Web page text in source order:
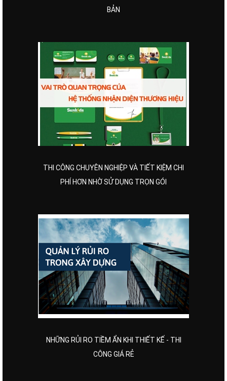
BẢN
THI CÔNG CHUYÊN NGHIỆP VÀ TIẾT KIỆM CHI
PHÍ HƠN NHỜ SỬ DỤNG TRỌN GÓI
NHỮNG RỦI RO TIỀM ẨN KHI THIẾT KẾ - THI
CÔNG GIÁ RẺ